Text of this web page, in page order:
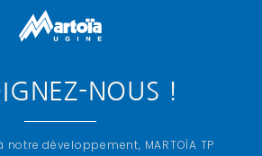
NOUS !
notre développement, MARTOÏA TP